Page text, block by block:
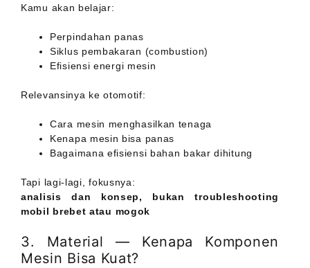
Kamu akan belajar:
Perpindahan panas
Siklus pembakaran (combustion)
Efisiensi energi mesin
Relevansinya ke otomotif:
Cara mesin menghasilkan tenaga
Kenapa mesin bisa panas
Bagaimana efisiensi bahan bakar dihitung
Tapi lagi-lagi, fokusnya:
analisis dan konsep, bukan troubleshooting
mobil brebet atau mogok
3. Material — Kenapa Komponen
Mesin Bisa Kuat?